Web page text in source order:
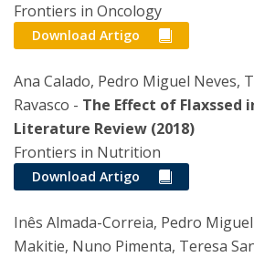
Frontiers in Oncology
Download Artigo
Ana Calado, Pedro Miguel Neves,
Ravasco - The Effect of Flaxssed
Literature Review (2018)
Frontiers in Nutrition
Download Artigo
Inês Almada-Correia, Pedro
Makitie, Nuno Pimenta, Teresa